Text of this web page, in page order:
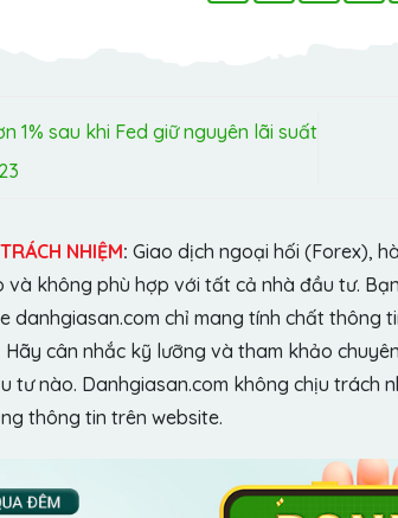
1% sau khi Fed giữ nguyên lãi suất
NHIỆM: Giao dịch ngoại hối (Forex),
và không phù hợp với tất cả nhà đầu tư.
danhgiasan.com chỉ mang tính chất thông
Hãy cân nhắc kỹ lưỡng và tham khảo
tư nào. Danhgiasan.com không chịu trách
thông tin trên website.